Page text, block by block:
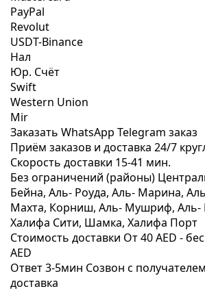
PayPal
Revolut
USDT-Binance
Нал
Юр. Счёт
Swift
Western Union
Mir
Заказать WhatsApp Telegram заказ
Приём заказов и доставка 24/7
Скорость доставки 15-41 мин.
Без ограничений (районы)
Бейна, Аль- Роуда, Аль- Марина,
Махта, Корниш, Аль- Мушриф,
Халифа Сити, Шамка, Халифа Порт
Стоимость доставки От 40 AED -
AED
Ответ 3-5мин Созвон с получателем
доставка